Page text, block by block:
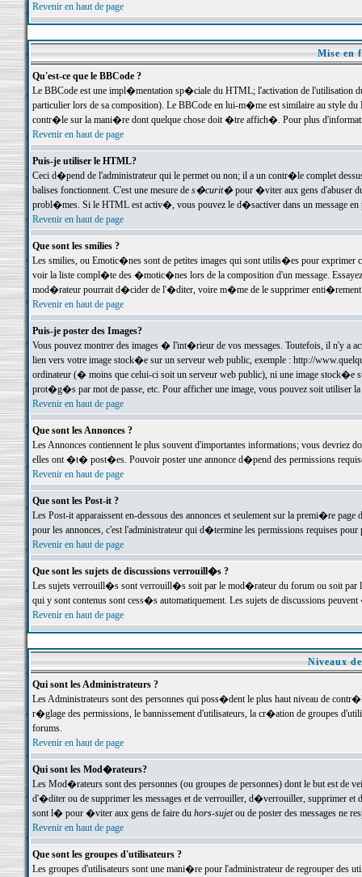
Revenir en haut de page
Mise en
Qu'est-ce que le BBCode ?
Le BBCode est une impl�mentation sp�ciale du HTML; l'activation de l'utilisation
particulier lors de sa composition). Le BBCode en lui-m�me est similaire au style
contr�le sur la mani�re dont quelque chose doit �tre affich�. Pour plus
Revenir en haut de page
Puis-je utiliser le HTML?
Ceci d�pend de l'administrateur qui le permet ou non; il a un contr�le complet
balises fonctionnent. C'est une mesure de s�curit�pour �viter aux gens d'abuser
probl�mes. Si le HTML est activ�, vous pouvez le d�sactiver dans un message en
Revenir en haut de page
Que sont les smilies ?
Les smilies, ou Emotic�nes sont de petites images qui sont utilis�es pour exprimer
voir la liste compl�te des �motic�nes lors de la composition d'un message.
mod�rateur pourrait d�cider de l'�diter, voire m�me de le supprimer
Revenir en haut de page
Puis-je poster des Images?
Vous pouvez montrer des images � l'int�rieur de vos messages. Toutefois, il n'y a
lien vers votre image stock�e sur un serveur web public, exemple : http://
ordinateur (� moins que celui-ci soit un serveur web public), ni une image stock�e
prot�g�s par mot de passe, etc. Pour afficher une image, vous pouvez soit
Revenir en haut de page
Que sont les Annonces ?
Les Annonces contiennent le plus souvent d'importantes informations; vous devriez
elles ont �t� post�es. Pouvoir poster une annonce d�pend des permissions
Revenir en haut de page
Que sont les Post-it ?
Les Post-it apparaissent en-dessous des annonces et seulement sur la premi�re
pour les annonces, c'est l'administrateur qui d�termine les permissions requises pour
Revenir en haut de page
Que sont les sujets de discussions verrouill�s ?
Les sujets verrouill�s sont verrouill�s soit par le mod�rateur du forum ou soit par
qui y sont contenus sont cess�s automatiquement. Les sujets de discussions
Revenir en haut de page
Niveaux
Qui sont les Administrateurs ?
Les Administrateurs sont des personnes qui poss�dent le plus haut niveau de
r�glage des permissions, le bannissement d'utilisateurs, la cr�ation de groupes
forums.
Revenir en haut de page
Qui sont les Mod�rateurs?
Les Mod�rateurs sont des personnes (ou groupes de personnes) dont le but est de
d'�diter ou de supprimer les messages et de verrouiller, d�verrouiller, supprimer
sont l� pour �viter aux gens de faire du hors-sujetou de poster des messages ne
Revenir en haut de page
Que sont les groupes d'utilisateurs ?
Les groupes d'utilisateurs sont une mani�re pour l'administrateur de regrouper des